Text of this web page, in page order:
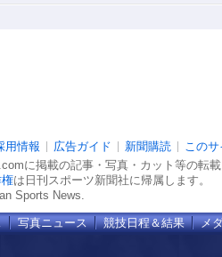
用情報 広告ガイド 新聞購読
この
に掲載の記事・写真・カット等の転
は日刊スポーツ新聞社に帰属します。
Sports News.
写真ニュース 競技日程＆結果 メ